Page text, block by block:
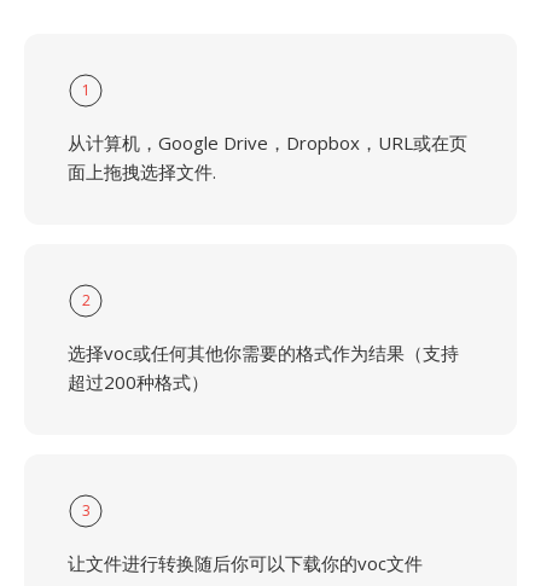
1
从计算机，Google Drive，Dropbox，URL或在页
面上拖拽选择文件.
2
选择voc或任何其他你需要的格式作为结果（支持
超过200种格式）
3
让文件进行转换随后你可以下载你的voc文件